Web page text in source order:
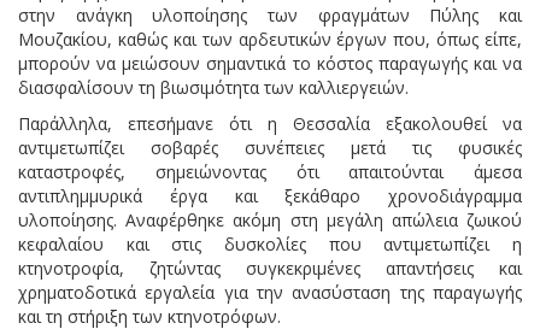
στην ανάγκη υλοποίησης των φραγμάτων Πύλης και
Μουζακίου, καθώς και των αρδευτικών έργων που, όπως είπε,
μπορούν να μειώσουν σημαντικά το κόστος παραγωγής και να
διασφαλίσουν τη βιωσιμότητα των καλλιεργειών.
Παράλληλα, επεσήμανε ότι η Θεσσαλία εξακολουθεί να
αντιμετωπίζει σοβαρές συνέπειες μετά τις φυσικές
καταστροφές, σημειώνοντας ότι απαιτούνται άμεσα
αντιπλημμυρικά έργα και ξεκάθαρο χρονοδιάγραμμα
υλοποίησης. Αναφέρθηκε ακόμη στη μεγάλη απώλεια ζωικού
κεφαλαίου και στις δυσκολίες που αντιμετωπίζει η
κτηνοτροφία, ζητώντας συγκεκριμένες απαντήσεις και
χρηματοδοτικά εργαλεία για την ανασύσταση της παραγωγής
και τη στήριξη των κτηνοτρόφων.